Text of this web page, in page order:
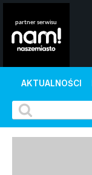
AKTUALNOŚCI